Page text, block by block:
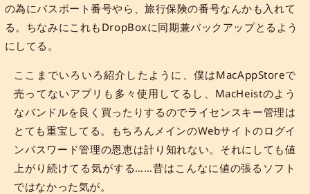
の為にパスポート番号やら、旅行保険の番号なんかも入れて
る。ちなみにこれもDropBoxに同期兼バックアップとるよう
にしてる。
ここまでいろいろ紹介したように、僕はMacAppStoreで
売ってないアプリも多々使用してるし、MacHeistのよう
なバンドルを良く買ったりするのでライセンスキー管理は
とても重宝してる。もちろんメインのWebサイトのログイ
ンパスワード管理の恩恵は計り知れない。それにしても値
上がり続けてる気がする……昔はこんなに値の張るソフト
ではなかった気が。